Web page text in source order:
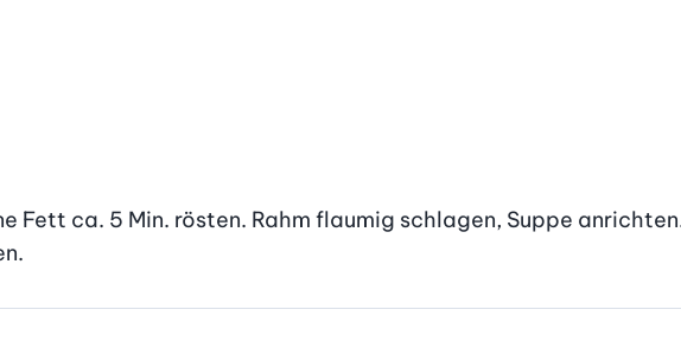
Fett ca. 5 Min. rösten. Rahm flaumig schlagen, Suppe